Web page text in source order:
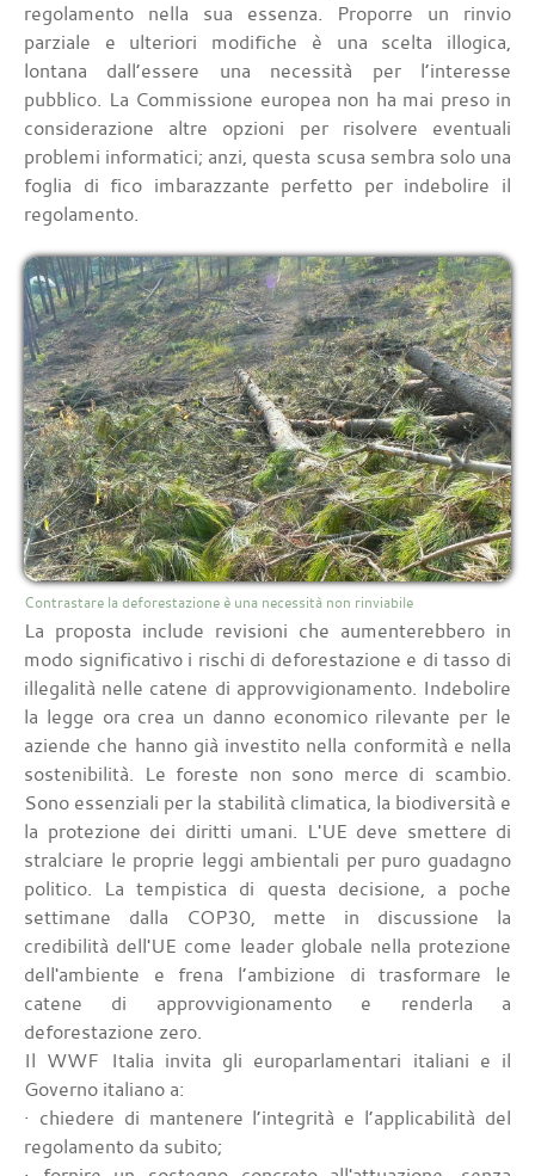
regolamento nella sua essenza. Proporre un rinvio
parziale e ulteriori modifiche è una scelta illogica,
lontana dall’essere una necessità per l’interesse
pubblico. La Commissione europea non ha mai preso in
considerazione altre opzioni per risolvere eventuali
problemi informatici; anzi, questa scusa sembra solo una
foglia di fico imbarazzante perfetto per indebolire il
regolamento.
Contrastare la deforestazione è una necessità non rinviabile
La proposta include revisioni che aumenterebbero in
modo significativo i rischi di deforestazione e di tasso di
illegalità nelle catene di approvvigionamento. Indebolire
la legge ora crea un danno economico rilevante per le
aziende che hanno già investito nella conformità e nella
sostenibilità. Le foreste non sono merce di scambio.
Sono essenziali per la stabilità climatica, la biodiversità e
la protezione dei diritti umani. L'UE deve smettere di
stralciare le proprie leggi ambientali per puro guadagno
politico. La tempistica di questa decisione, a poche
settimane dalla COP30, mette in discussione la
credibilità dell'UE come leader globale nella protezione
dell'ambiente e frena l’ambizione di trasformare le
catene di approvvigionamento e renderla a
deforestazione zero.
Il WWF Italia invita gli europarlamentari italiani e il
Governo italiano a:
· chiedere di mantenere l’integrità e l’applicabilità del
regolamento da subito;